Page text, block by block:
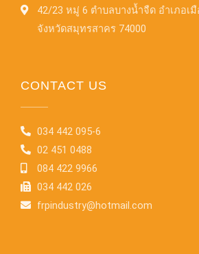
42/23 หมู่ 6 ตำบลบางน้ำจืด อำเภอเ
จังหวัดสมุทรสาคร 74000
CONTACT US
034 442 095-6
02 451 0488
084 422 9966
034 442 026
frpindustry@hotmail.com